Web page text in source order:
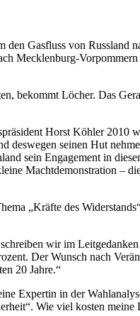
Gasfluss von Russland
Mecklenburg-
bekommt Löcher. Das
Horst Köhler 2010
seinen Hut
sein Engagement in
Machtdemonstration –
„Kräfte des
wir im
Der Wunsch nach
20 Jahre.“
Expertin in der
Wie viel kosten